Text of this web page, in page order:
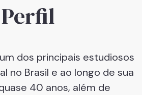
Perfil
dos principais estudiosos
no Brasil e ao longo de sua
40 anos, além de